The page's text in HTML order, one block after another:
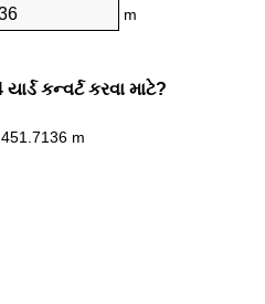
m
કન્વર્ટ કરવા માટે?
m